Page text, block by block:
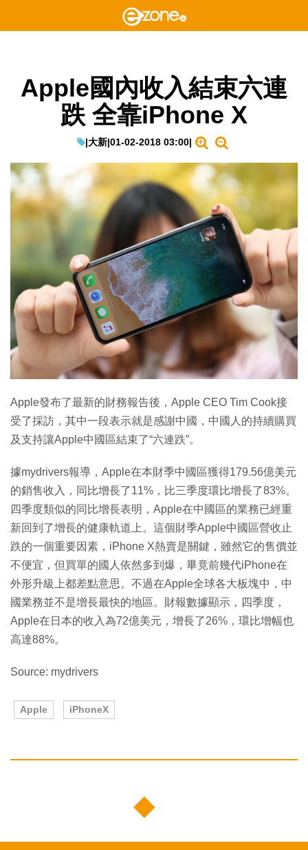
Apple國內收入結束六連
跌 全靠iPhone X
|大新|01-02-2018 03:00|
Apple發布了最新的財務報告後，Apple CEO Tim Cook接
受了採訪，其中一段表示就是感謝中國，中國人的持續購買
及支持讓Apple中國區結束了“六連跌”。
據mydrivers報導，Apple在本財季中國區獲得179.56億美元
的銷售收入，同比增長了11%，比三季度環比增長了83%。
四季度類似的同比增長表明，Apple在中國區的業務已經重
新回到了增長的健康軌道上。這個財季Apple中國區營收止
跌的一個重要因素，iPhone X熱賣是關鍵，雖然它的售價並
不便宜，但買單的國人依然多到爆，畢竟前幾代iPhone在
外形升級上都差點意思。不過在Apple全球各大板塊中，中
國業務並不是增長最快的地區。財報數據顯示，四季度，
Apple在日本的收入為72億美元，增長了26%，環比增幅也
高達88%。
Source: mydrivers
Apple iPhoneX